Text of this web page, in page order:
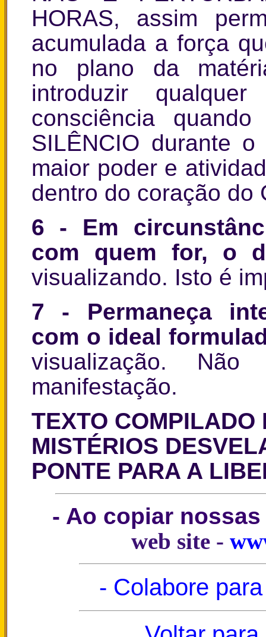
HORAS, assim
acumulada a força
no plano da
introduzir
consciência
SILÊNCIO durante
maior poder e
dentro do coração do
6 - Em
com quem for, o
visualizando. Isto é
7 - Permaneça
com o ideal
visualização.
manifestação.
TEXTO COMPILADO
MISTÉRIOS
PONTE PARA A
- Ao copiar
web site -
- Colabore